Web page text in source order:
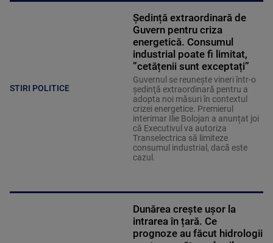
STIRI POLITICE
Ședință extraordinară de
Guvern pentru criza
energetică. Consumul
industrial poate fi limitat,
”cetățenii sunt exceptați”
Guvernul se reuneşte vineri într-o
şedinţă extraordinară pentru a
adopta noi măsuri în contextul
crizei energetice. Premierul
interimar Ilie Bolojan a anunțat joi
că Executivul va autoriza
Transelectrica să limiteze
consumul industrial, dacă este
cazul.
Dunărea crește ușor la
intrarea în țară. Ce
prognoze au făcut hidrologii